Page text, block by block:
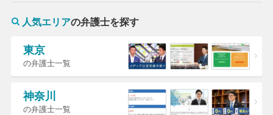
人気エリアの弁護士を探す
東京
の弁護士一覧
神奈川
の弁護士一覧